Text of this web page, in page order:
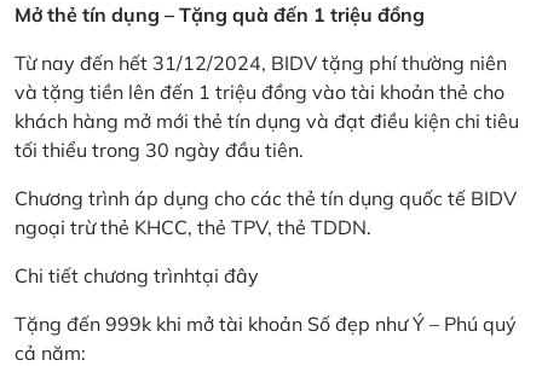
Mở thẻ tín dụng – Tặng quà đến 1 triệu đồng
Từ nay đến hết 31/12/2024, BIDV tặng phí thường niên
và tặng tiền lên đến 1 triệu đồng vào tài khoản thẻ cho
khách hàng mở mới thẻ tín dụng và đạt điều kiện chi tiêu
tối thiểu trong 30 ngày đầu tiên.
Chương trình áp dụng cho các thẻ tín dụng quốc tế BIDV
ngoại trừ thẻ KHCC, thẻ TPV, thẻ TDDN.
Chi tiết chương trìnhtại đây
Tặng đến 999k khi mở tài khoản Số đẹp như Ý – Phú quý
cả năm: